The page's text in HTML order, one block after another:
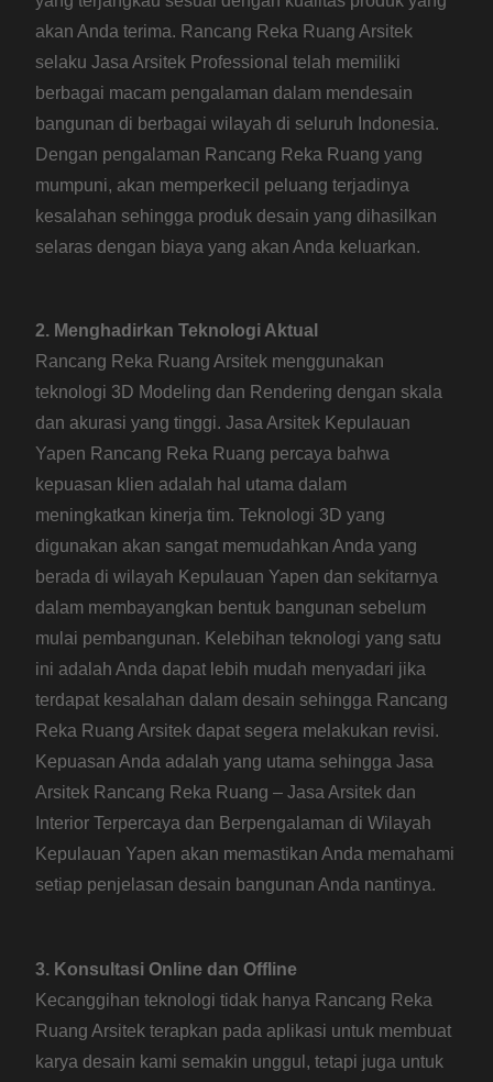
akan Anda terima. Rancang Reka Ruang Arsitek
selaku Jasa Arsitek Professional telah memiliki
berbagai macam pengalaman dalam mendesain
bangunan di berbagai wilayah di seluruh Indonesia.
Dengan pengalaman Rancang Reka Ruang yang
mumpuni, akan memperkecil peluang terjadinya
kesalahan sehingga produk desain yang dihasilkan
selaras dengan biaya yang akan Anda keluarkan.
2. Menghadirkan Teknologi Aktual
Rancang Reka Ruang Arsitek menggunakan
teknologi 3D Modeling dan Rendering dengan skala
dan akurasi yang tinggi. Jasa Arsitek Kepulauan
Yapen Rancang Reka Ruang percaya bahwa
kepuasan klien adalah hal utama dalam
meningkatkan kinerja tim. Teknologi 3D yang
digunakan akan sangat memudahkan Anda yang
berada di wilayah Kepulauan Yapen dan sekitarnya
dalam membayangkan bentuk bangunan sebelum
mulai pembangunan. Kelebihan teknologi yang satu
ini adalah Anda dapat lebih mudah menyadari jika
terdapat kesalahan dalam desain sehingga Rancang
Reka Ruang Arsitek dapat segera melakukan revisi.
Kepuasan Anda adalah yang utama sehingga Jasa
Arsitek Rancang Reka Ruang – Jasa Arsitek dan
Interior Terpercaya dan Berpengalaman di Wilayah
Kepulauan Yapen akan memastikan Anda memahami
setiap penjelasan desain bangunan Anda nantinya.
3. Konsultasi Online dan Offline
Kecanggihan teknologi tidak hanya Rancang Reka
Ruang Arsitek terapkan pada aplikasi untuk membuat
karya desain kami semakin unggul, tetapi juga untuk